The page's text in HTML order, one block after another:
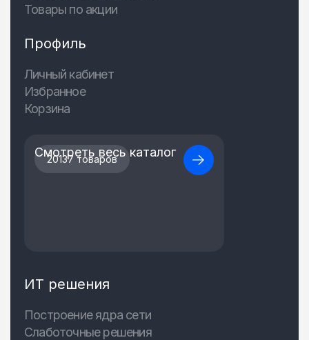
Товары по акции
Профиль
Личный кабинет
Избранное
Корзина
20137 товаров
Смотреть весь каталог
ИТ решения
Построение ядра сети
Слаботочные решения